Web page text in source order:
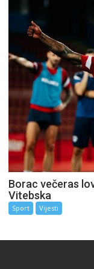
Borac večeras
Vitebska
Sport Vijesti